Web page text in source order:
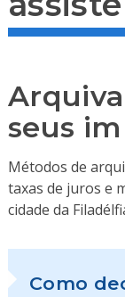
seus
Métodos de
taxas de juros e
cidade da
Como